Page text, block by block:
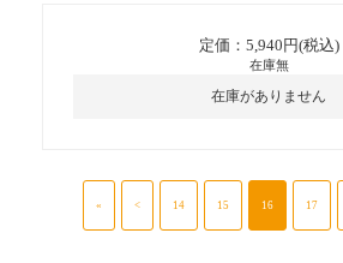
定価：5,940円(税込)
在庫無
在庫がありません
« < 14 15 16 17